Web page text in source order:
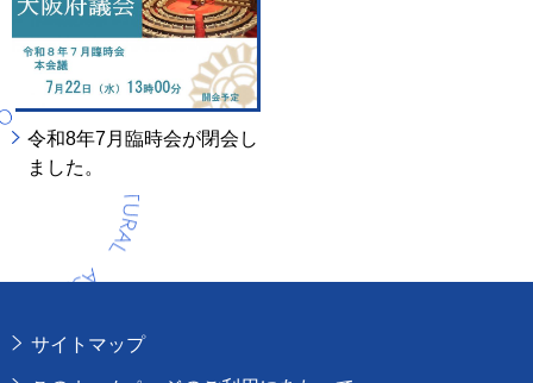
令和8年7月臨時会が閉会し
ました。
サイトマップ